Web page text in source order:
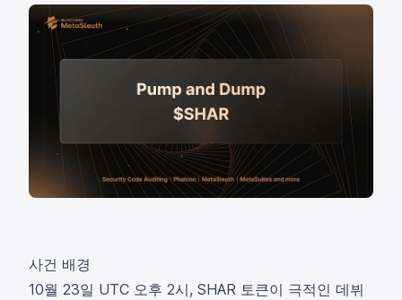
사건 배경
10월 23일 UTC 오후 2시, SHAR 토큰이 극적인 데뷔